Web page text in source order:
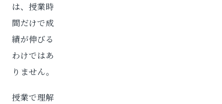
は、授業時
間だけで成
績が伸びる
わけではあ
りません。
授業で理解